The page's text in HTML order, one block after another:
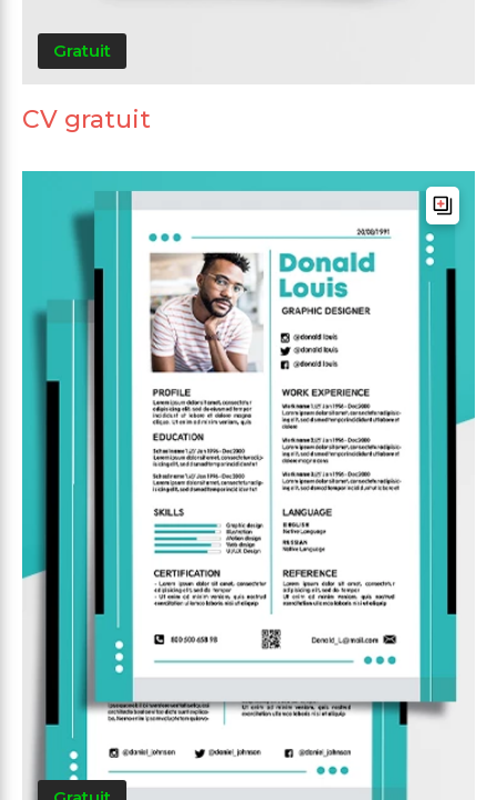
Gratuit
CV gratuit